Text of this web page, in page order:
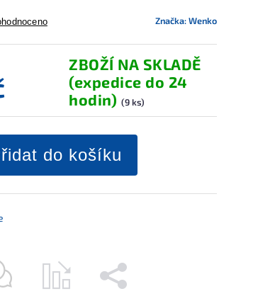
Značka:Wenko
ZBOŽÍ NA SKLADĚ
(expedice do 24
hodin) (9 ks)
do košíku